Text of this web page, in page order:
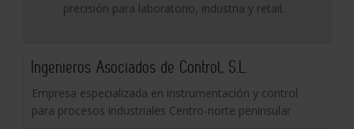
precisión para laboratorio, industria y retail.
Ingenieros Asociados de Control, S.L.
Empresa especializada en instrumentación y control
para procesos industriales Centro-norte peninsular